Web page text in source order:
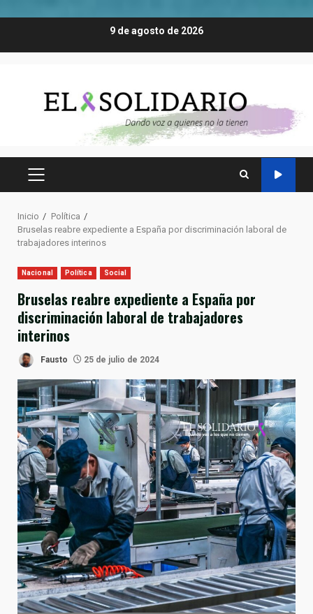
9 de agosto de 2026
MENÚ
Inicio
Política
Bruselas reabre expediente a España por discriminación laboral de
trabajadores interinos
Nacional Política Social
Bruselas reabre expediente a España por
discriminación laboral de trabajadores
interinos
Fausto 25 de julio de 2024